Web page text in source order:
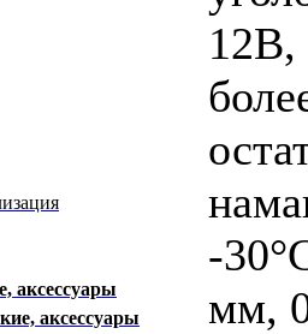
аксессуары
аксессуары
-
мм,